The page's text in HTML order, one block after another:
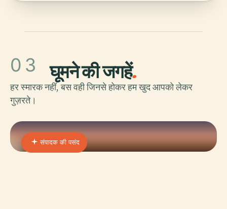
03 घूमने की जगहें.
हर स्मारक नहीं, बस वही जिनसे होकर हम खुद आपको लेकर
गुज़रते।
संपादक की पसंद